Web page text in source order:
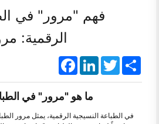
فهم "مرور" في
الرقمية: مرور 1 أو 2
FacebookLinkedInTwitter
ما هو "مرور" في
في الطباعة النسيجية الرقمية، يمثل مرور